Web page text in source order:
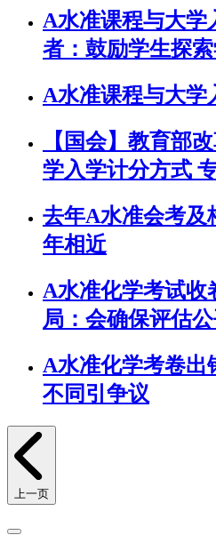
A水准课程与大学
者：鼓励学生探
A水准课程与大学
【国会】教育部
学入学计分方式
去年A水准会考及
年相近
A水准化学考试收
局：会确保评估
A水准化学考卷出
不同引争议
上一页